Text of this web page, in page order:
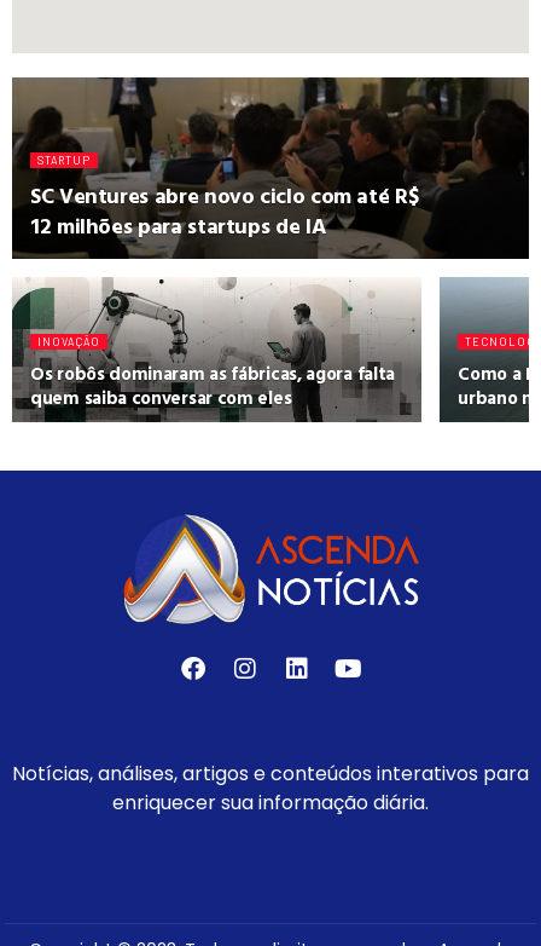
STARTUP
SC Ventures abre novo ciclo com até R$
12 milhões para startups de IA
INOVAÇÃO
Os robôs dominaram as fábricas, agora falta
quem saiba conversar com eles
Como a
urbano
Notícias, análises, artigos e conteúdos interativos para
enriquecer sua informação diária.